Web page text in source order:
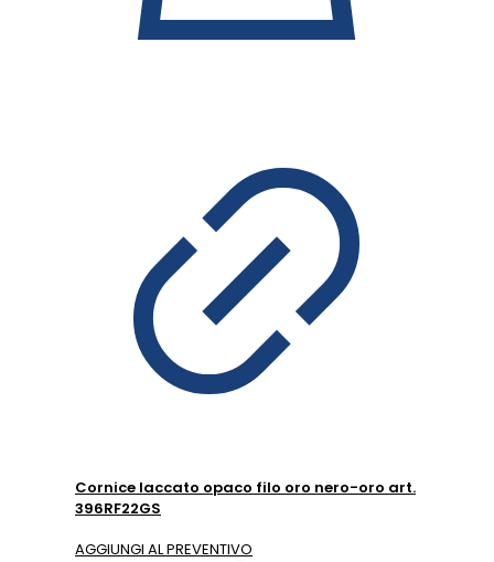
Cornice laccato opaco filo oro nero-oro art.
396RF22GS
AGGIUNGI AL PREVENTIVO